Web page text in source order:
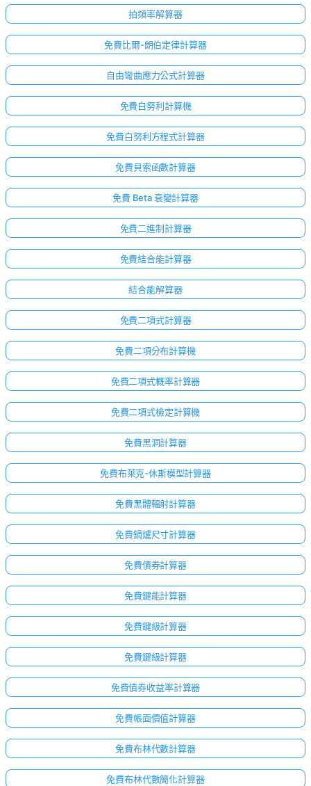
拍頻率解算器
免費比爾-朗伯定律計算器
自由彎曲應力公式計算器
免費白努利計算機
免費白努利方程式計算器
免費貝索函數計算器
免費 Beta 衰變計算器
免費二進制計算器
免費結合能計算器
結合能解算器
免費二項式計算器
免費二項分布計算機
免費二項式概率計算器
免費二項式檢定計算機
免費黑洞計算器
免費布萊克-休斯模型計算器
免費黑體輻射計算器
免費鍋爐尺寸計算器
免費債券計算器
免費鍵能計算器
免費鍵級計算器
免費鍵級計算器
免費債券收益率計算器
免費帳面價值計算器
免費布林代數計算器
免費布林代數簡化計算器